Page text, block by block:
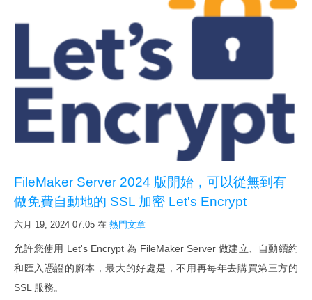
例
金門醫院通過SNQ國家標章
iPad 問卷系統 - 中國醫藥大學
IPQC / OQA 巡檢系統
活
動
FileMaker Server 2024 版開始，可以從無到有
做免費自動地的 SSL 加密 Let's Encrypt
六月 19, 2024 07:05 在 熱門文章
允許您使用 Let's Encrypt 為 FileMaker Server 做建立、自動續約
和匯入憑證的腳本，最大的好處是，不用再每年去購買第三方的
SSL 服務。